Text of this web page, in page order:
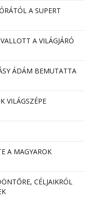
A SUPERT
A VILÁGJÁRÓ
ÁDÁM BEMUTATTA
VILÁGSZÉPE
A MAGYAROK
CÉLJAIKRÓL